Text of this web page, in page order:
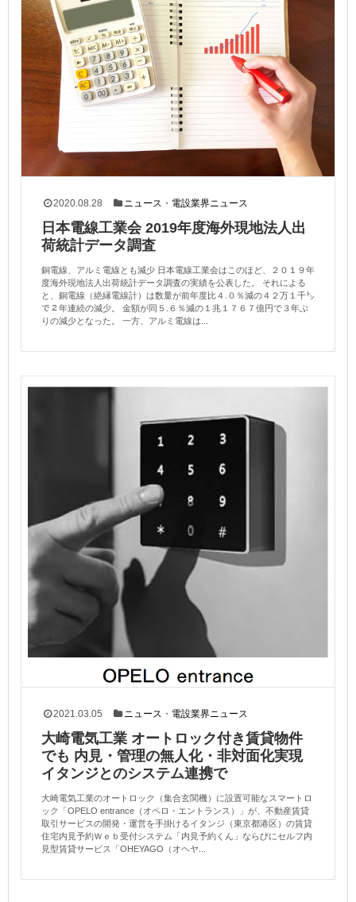
2020.08.28 ニュース ・ 電設業界ニュース
日本電線工業会 2019年度海外現地法人出
荷統計データ調査
銅電線、アルミ電線とも減少 日本電線工業会はこのほど、２０１９年
度海外現地法人出荷統計データ調査の実績を公表した。 それによる
と、銅電線（絶縁電線計）は数量が前年度比４.０％減の４２万１千㌧
で２年連続の減少。 金額が同５.６％減の１兆１７６７億円で３年ぶ
りの減少となった。 一方、アルミ電線は...
2021.03.05 ニュース ・ 電設業界ニュース
大崎電気工業 オートロック付き賃貸物件
でも 内見・管理の無人化・非対面化実現
イタンジとのシステム連携で
大崎電気工業のオートロック（集合玄関機）に設置可能なスマートロ
ック「OPELO entrance（オペロ・エントランス）」が、不動産賃貸
取引サービスの開発・運営を手掛けるイタンジ（東京都港区）の賃貸
住宅内見予約Ｗｅｂ受付システム「内見予約くん」ならびにセルフ内
見型賃貸サービス「OHEYAGO（オヘヤ...